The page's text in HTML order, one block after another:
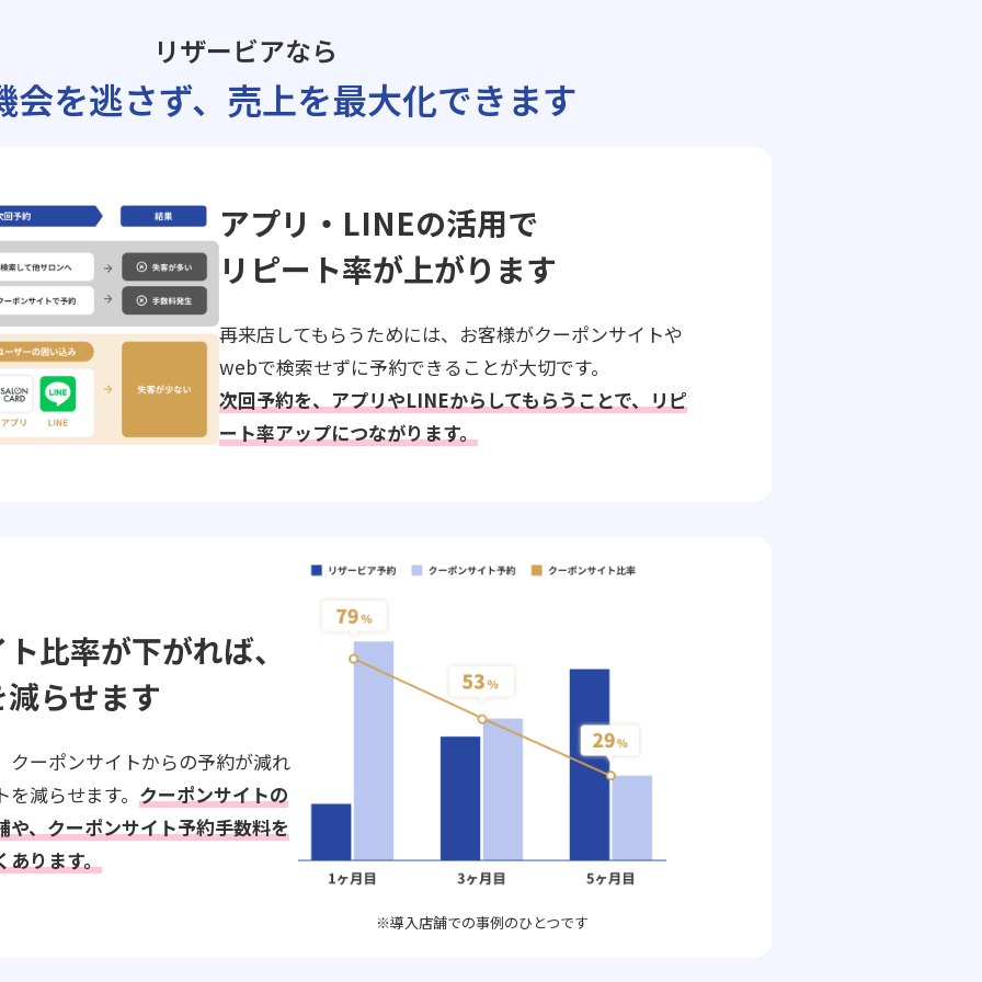
リザービアなら
を逃さず、 売上を最大化できます
アプリ・LINEの活用で
リピート率が上がります
再来店してもらうためには、お客様がクーポンサイトや
webで検索せずに予約できることが大切です。
次回予約を、アプリやLINEからしてもらうことで、リピ
ート率アップにつながります。
比率が下がれば、
らせます
クーポンサイトからの予約が減れ
減らせます。 クーポンサイトの
や、クーポンサイト予約手数料を
あります。
※導入店舗での事例のひとつです